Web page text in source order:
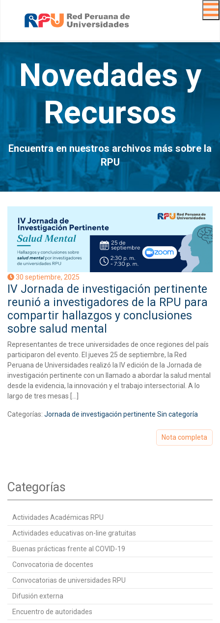
Novedades y
Recursos
Encuentra en nuestros archivos más sobre la
RPU
30 septiembre, 2025
IV Jornada de investigación pertinente
reunió a investigadores de la RPU para
compartir hallazgos y conclusiones
sobre salud mental
Representantes de trece universidades de once regiones del país
participaron del evento. El jueves 25 de septiembre, la Red
Peruana de Universidades realizó la IV edición de la Jornada de
investigación pertinente con un llamado a abordar la salud mental
desde la evidencia, la innovación y el trabajo intersectorial. A lo
largo de tres mesas […]
Categorías: Jornada de investigación pertinente Sin categoría
Nota completa
Categorías
Actividades Académicas RPU
Actividades educativas on-line gratuitas
Buenas prácticas frente al COVID-19
Convocatoria de docentes
Convocatorias de universidades RPU
Difusión externa
Encuentro de autoridades